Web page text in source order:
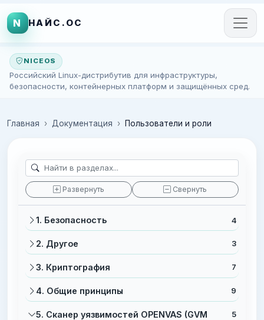
N НАЙС.ОС
NICEOS
Российский Linux-дистрибутив для инфраструктуры,
безопасности, контейнерных платформ и защищённых сред.
Главная Документация Пользователи и роли
Развернуть Свернуть
1. Безопасность 4
2. Другое 3
3. Криптография 7
4. Общие принципы 9
5. Сканер уязвимостей OPENVAS (GVM 5